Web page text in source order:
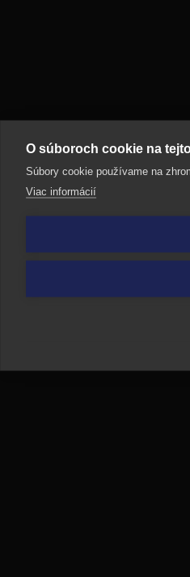
O súboroch cookie na
Súbory cookie používame na
Viac informácií